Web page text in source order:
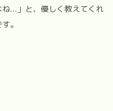
...」と、優しく教えてくれ
。